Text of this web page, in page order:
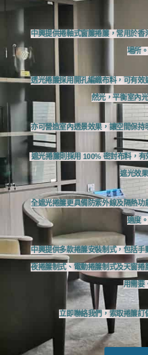
中興提供捲軸式窗簾捲簾，常用於
場所。
透光捲簾採用開孔編織布料，可有效
然光，平衡室內
亦可營造室內透景效果，讓空間保持
遮光捲簾則採用 100% 密封布料，
遮光效
全遮光捲簾更具備防紫外線及隔熱
適度。
中興提供多款捲簾安裝制式，包括手
夜捲簾制式、電動捲簾制式及天窗
用需要
立即聯絡我們，索取捲簾訂